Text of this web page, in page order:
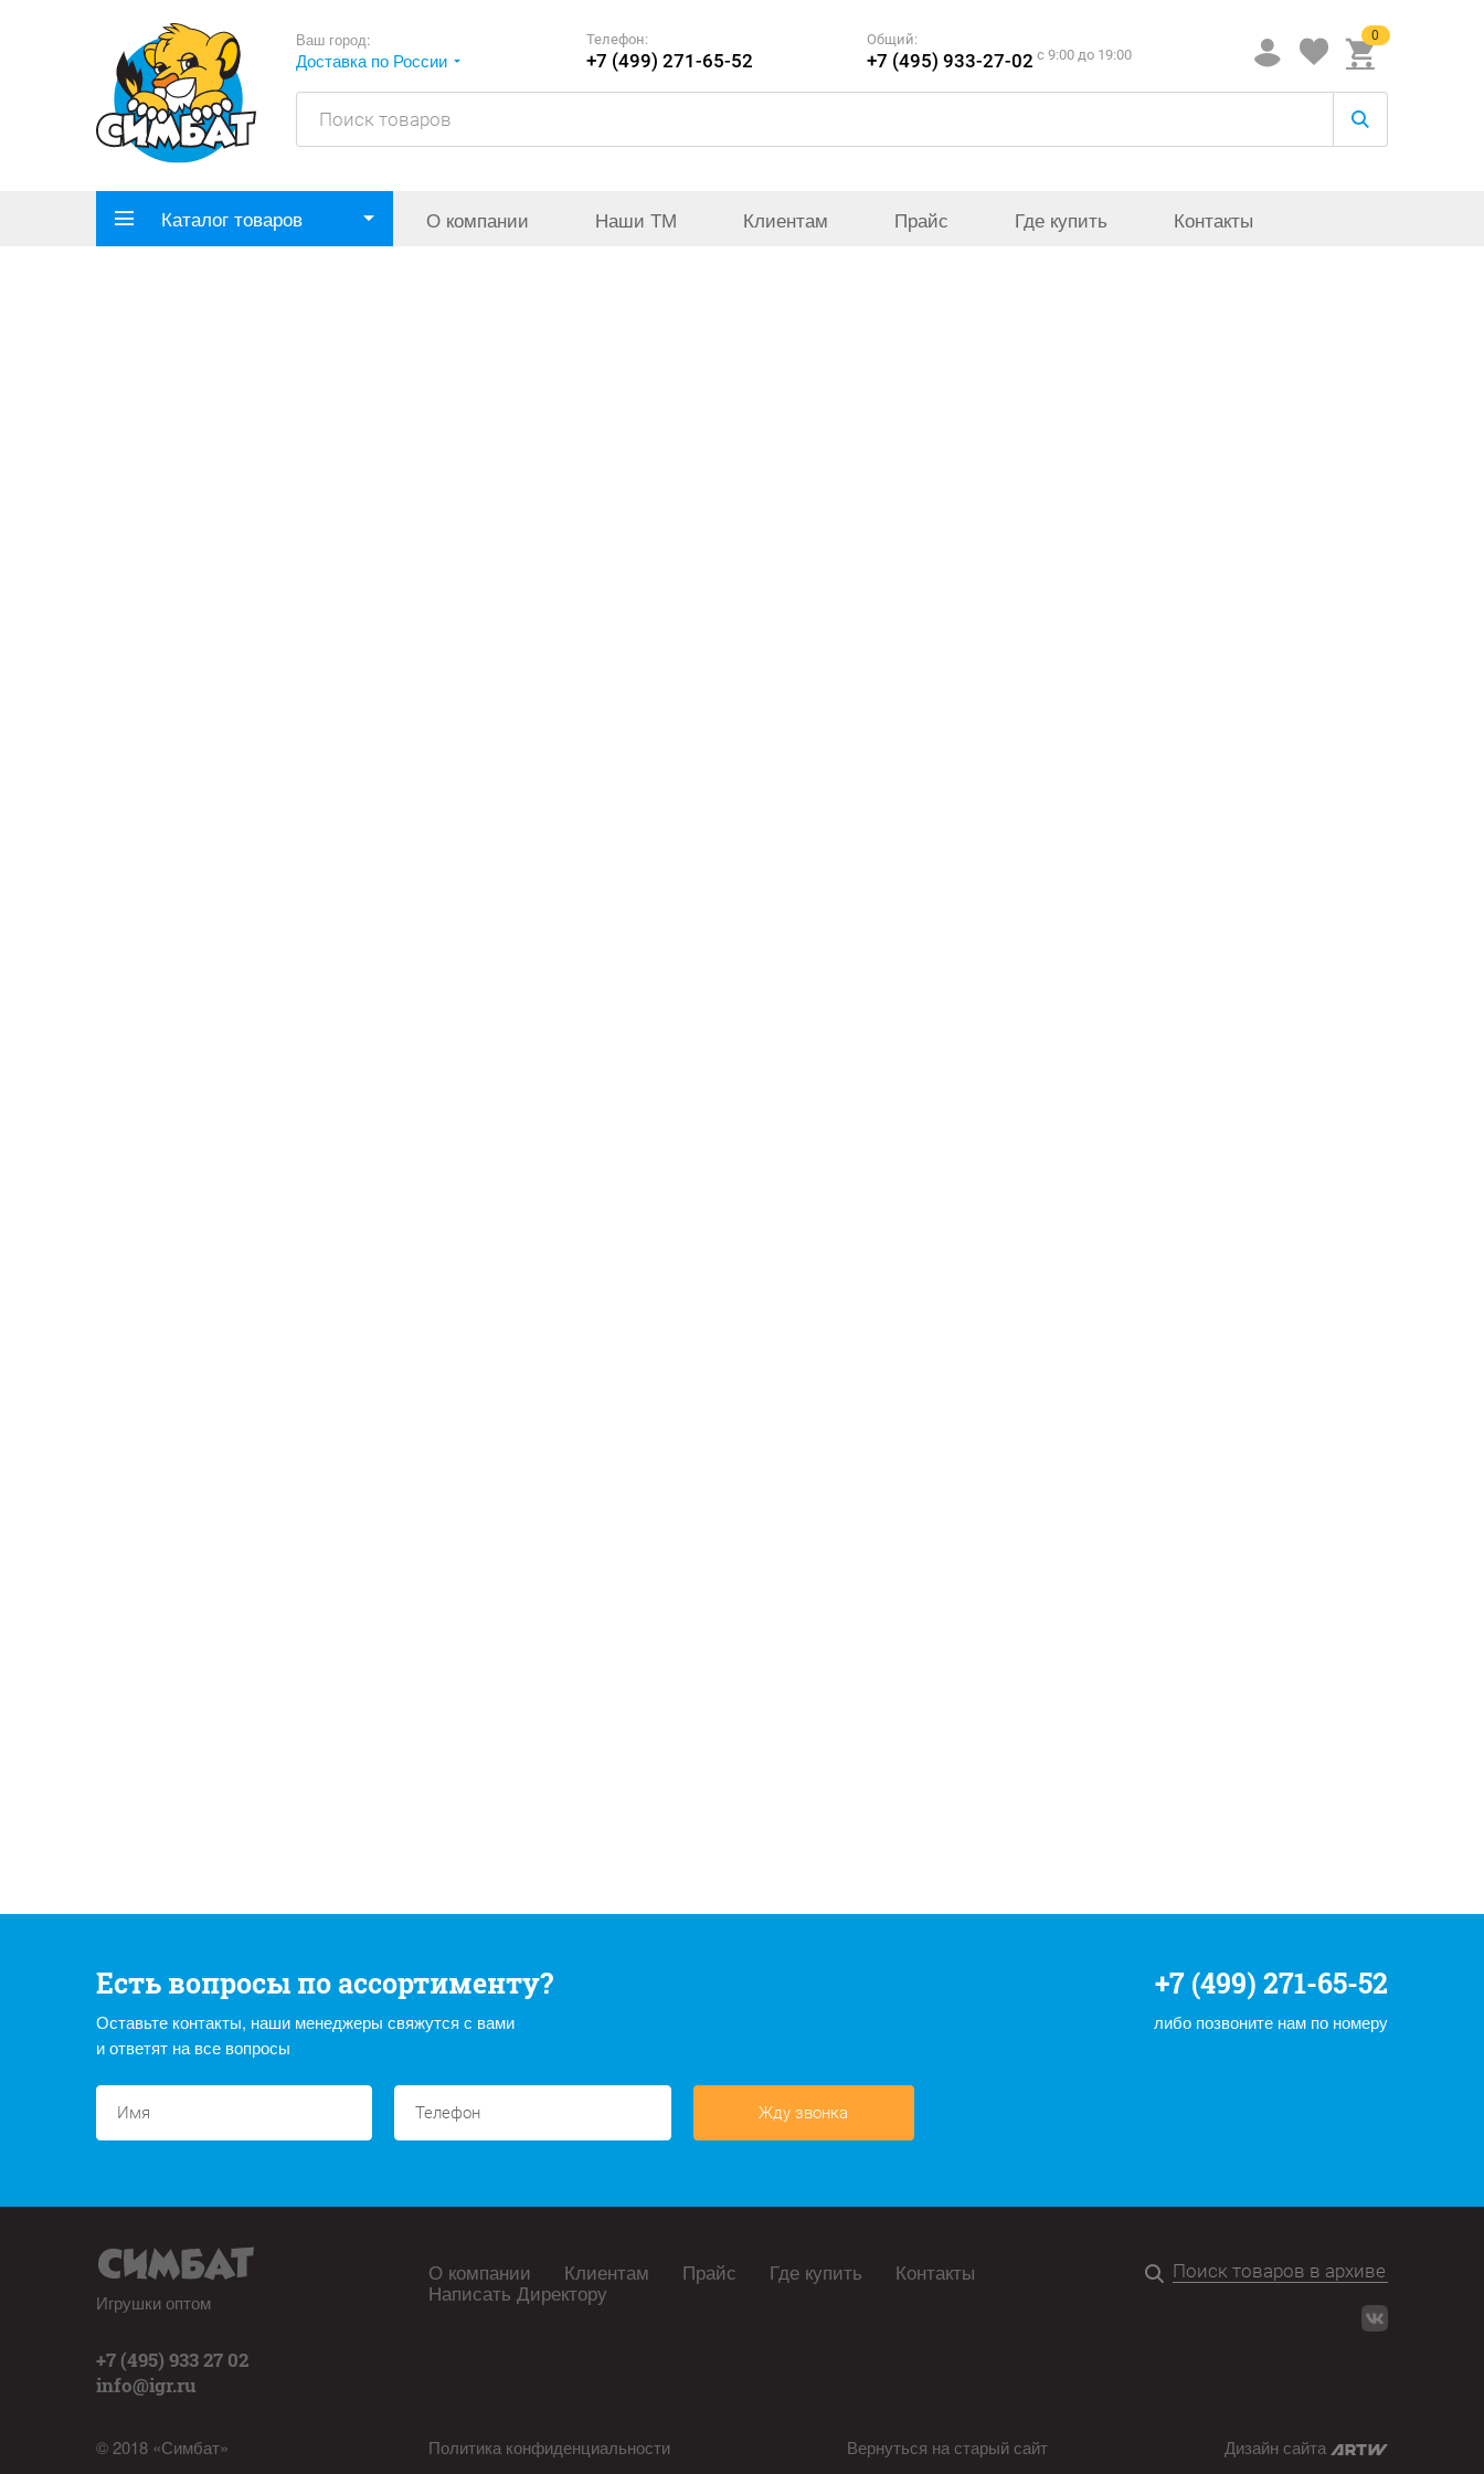
Ваш город:
Доставка по России
Телефон:
+7 (499) 271-65-52
Общий:
+7 (495) 933-27-02 c 9:00 до 19:00
0
Каталог товаров О компании Наши ТМ Клиентам Прайс Где купить Контакты
Есть вопросы по ассортименту?
Оставьте контакты, наши менеджеры свяжутся с вами
и ответят на все вопросы
+7 (499) 271-65-52
либо позвоните нам по номеру
Жду звонка
Игрушки оптом
+7 (495) 933 27 02
info@igr.ru
© 2018 «Симбат»
О компании Клиентам Прайс Где купить Контакты
Написать Директору
Политика конфиденциальности Вернуться на старый сайт Дизайн сайта